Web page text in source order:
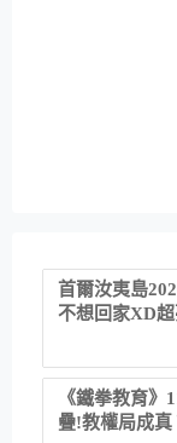
首爾汝夷島
不想回家XD
津帝王蟹大
《鐵拳教育
疊!教權局成